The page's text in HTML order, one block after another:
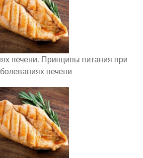
печени. Принципы питания при
печени